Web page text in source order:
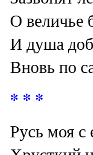
О величье
И душа
Вновь по
* * *
Русь моя с